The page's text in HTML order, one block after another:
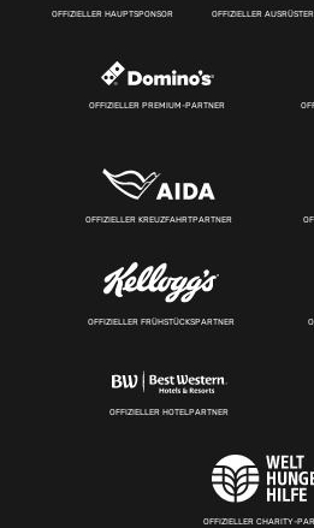
OFFIZIELLER HAUPTSPONSOR OFFIZIELLER AUSRÜSTER
OFFIZIELLER PREMIUM-PARTNER
OFFIZIELLER KREUZFAHRTPARTNER
OFFIZIELLER FRÜHSTÜCKSPARTNER
OFFIZIELLER HOTELPARTNER
OFFIZIELLER CHARITY-